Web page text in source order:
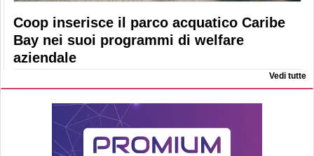
Coop inserisce il parco acquatico Caribe
Bay nei suoi programmi di welfare
aziendale
Vedi tutte